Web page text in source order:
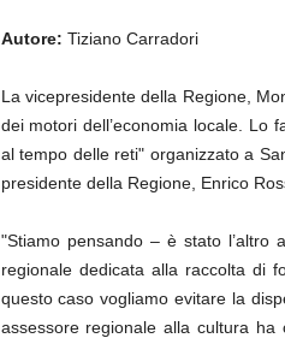
Autore: Tiziano Carradori
La vicepresidente della Regione,
dei motori dell’economia locale. Lo
al tempo delle reti" organizzato a
presidente della Regione, Enrico
"Stiamo pensando – è stato
regionale dedicata alla raccolta di
questo caso vogliamo evitare la
assessore regionale alla cultura